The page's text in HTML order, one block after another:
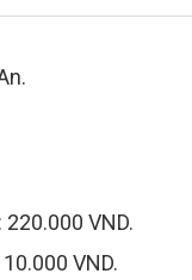
VND.
VND.